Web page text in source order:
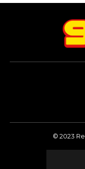
© 2023